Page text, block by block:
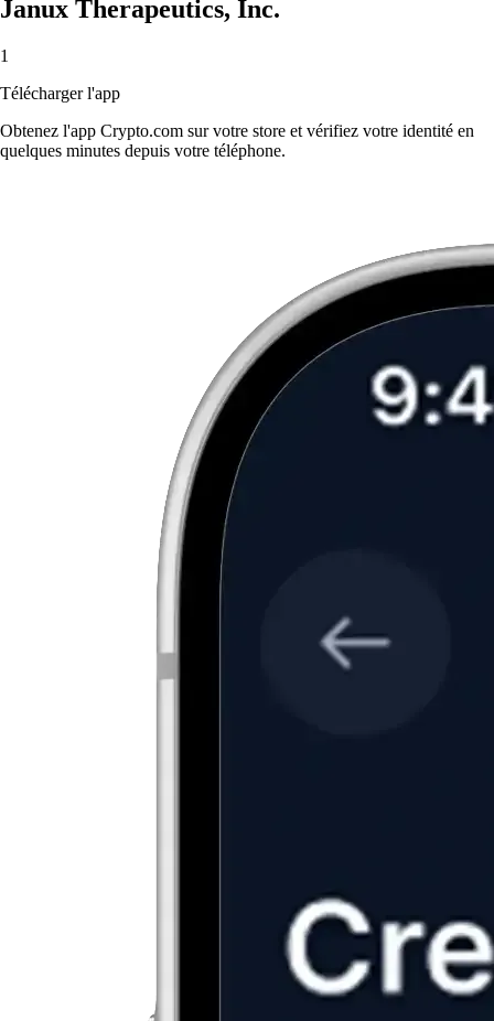
Janux Therapeutics, Inc.
1
Télécharger l'app
Obtenez l'app Crypto.com sur votre store et vérifiez votre identité en
quelques minutes depuis votre téléphone.